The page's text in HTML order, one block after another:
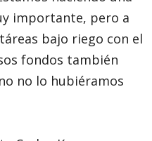
importante, pero a
bajo riego con el
fondos también
no lo hubiéramos